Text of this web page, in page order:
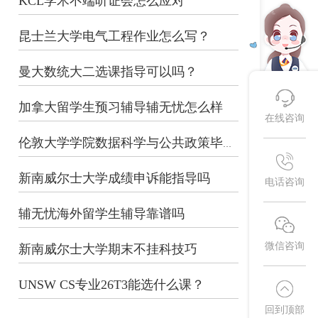
昆士兰大学电气工程作业怎么写？
曼大数统大二选课指导可以吗？
加拿大留学生预习辅导辅无忧怎么样
伦敦大学学院数据科学与公共政策毕业论...
新南威尔士大学成绩申诉能指导吗
辅无忧海外留学生辅导靠谱吗
新南威尔士大学期末不挂科技巧
UNSW CS专业26T3能选什么课？
在线咨询
电话咨询
微信咨询
回到顶部